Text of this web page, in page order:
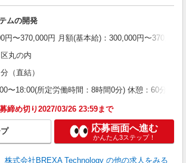
ムの開発
円〜370,000円 月額(基本給)：300,000円〜
丸の内
（直結）
〜18:00(所定労働時間：8時間0分) 休憩：60分 時
締め切り2027/03/26 23:59まで
応募画面へ進む
かんたん3ステップ！
株式会社BREXA Technology の他の求人をみる